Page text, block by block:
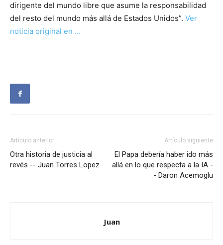
dirigente del mundo libre que asume la responsabilidad
del resto del mundo más allá de Estados Unidos”. Ver
noticia original en …
Artículo anterior
Otra historia de justicia al
revés -- Juan Torres Lopez
Artículo siguiente
El Papa debería haber ido más
allá en lo que respecta a la IA -
- Daron Acemoglu
Juan